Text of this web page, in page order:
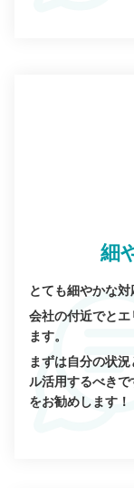
細
とても細やかな
会社の付近でと
ます。
まずは自分の状
ル活用するべき
をお勧めします！